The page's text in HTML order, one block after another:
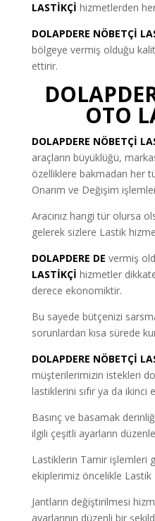
LASTİKÇİ hizmetlerden
DOLAPDERE NÖBETÇİ
bölgeye vermiş olduğu
ettirir.
OTO
DOLAPDERE NÖBETÇİ
araçların büyüklüğü,
özelliklere bakmadan her
Onarım ve Değişim
Aracınız hangi tür olursa
gelerek sizlere Lastik
DOLAPDERE DE vermiş
LASTİKÇİ hizmetler dikkate
derece ekonomiktir.
Bu sayede bütçenizi
sorunlardan kısa sürede
DOLAPDERE NÖBETÇİ
müşterilerimizin istekleri
lastiklerini sıfır ya da ikinci
Basınç ve basamak
ilgili çeşitli ayarların
Lastiklerin Tamir işlemleri
ekiplerimiz öncelikle Lastik
Jantların değiştirilmesi
ayarlarının düzenli bir